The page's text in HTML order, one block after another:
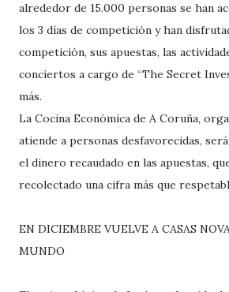
alrededor de 15.000 personas se han
los 3 días de competición y han
competición, sus apuestas, las
conciertos a cargo de “The Secret
más.
La Cocina Económica de A Coruña,
atiende a personas desfavorecidas,
el dinero recaudado en las apuestas,
recolectado una cifra más que
EN DICIEMBRE VUELVE A CASAS
MUNDO